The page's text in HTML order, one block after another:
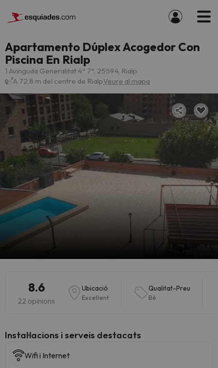
Apartamento Dúplex Acogedor Con
Piscina En Rialp
1 Avinguda Generalitat 4º 7ª, 25594, Rialp
A 72.8 m del centre de RialpVeure al mapa
8.6
22 opinions
Ubicació
Excel·lent
Qualitat-Preu
Bé
Instal·lacions i serveis destacats
Wifi i Internet